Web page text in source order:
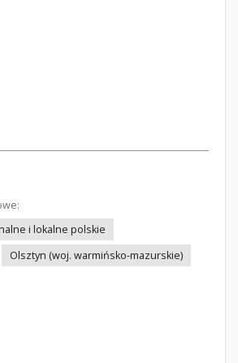
i lokalne polskie
Olsztyn (woj. warmińsko-mazurskie)